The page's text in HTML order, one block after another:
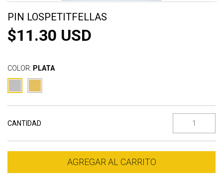
PIN LOSPETITFELLAS
$11.30 USD
COLOR: PLATA
CANTIDAD